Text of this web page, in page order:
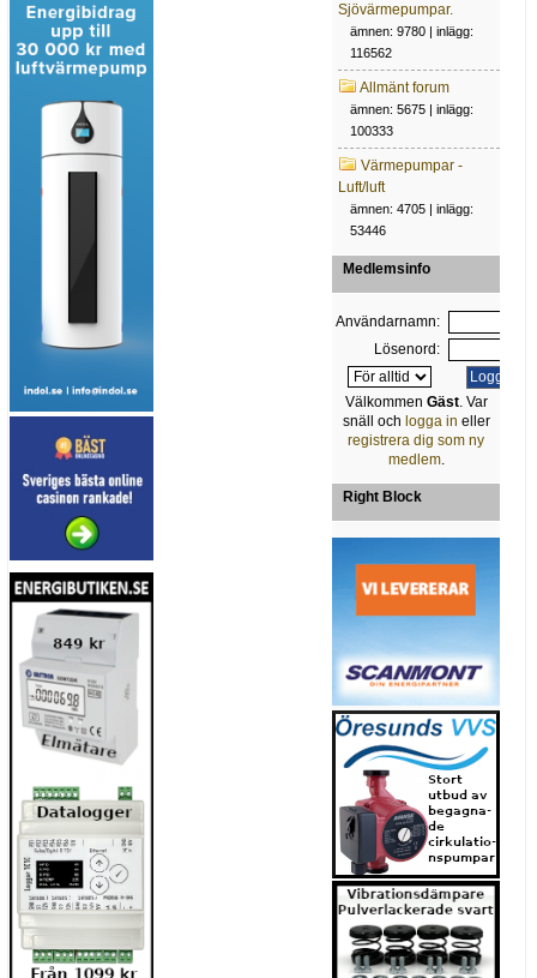
Sjövärmepumpar.
ämnen: 9780 | inlägg:
116562
Allmänt forum
ämnen: 5675 | inlägg:
100333
Värmepumpar -
Luft/luft
ämnen: 4705 | inlägg:
53446
Medlemsinfo
Användarnamn:
Lösenord:
Välkommen Gäst. Var
snäll och logga in eller
registrera dig som ny
medlem.
Right Block